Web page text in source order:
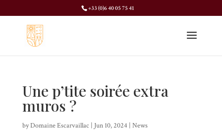
+33 (0)6 40 05 75 41
Une p’tite soirée extra
muros ?
byDomaine Escarvaillac | Jun 10, 2024 | News